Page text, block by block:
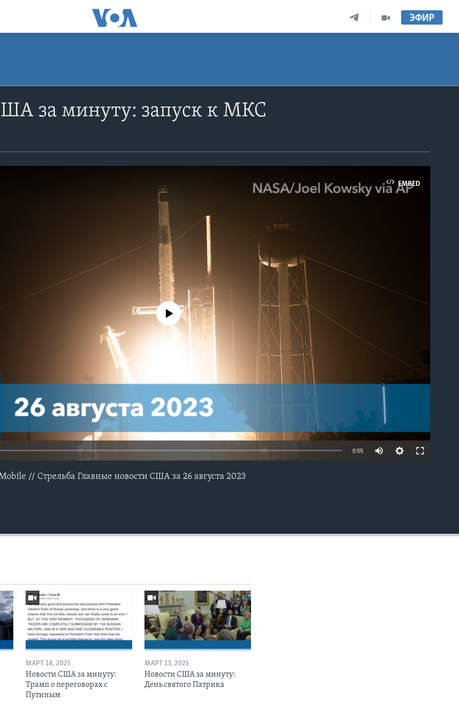
ЭФИР
за минуту: запуск к МКС
EMBED
No media source currently available
0:55
// Стрельба Главные новости США за 26 августа 2023
МАРТ 14, 2025
Новости США за минуту:
Трамп о переговорах с
Путиным
МАРТ 13, 2025
Новости США за минуту:
День святого Патрика